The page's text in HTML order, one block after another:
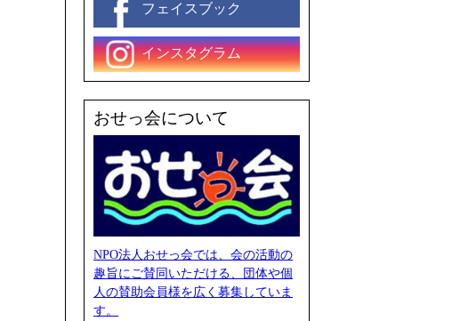
フェイスブック
インスタグラム
おせっ会について
NPO法人おせっ会では、会の活動の
趣旨にご賛同いただける、団体や個
人の賛助会員様を広く募集していま
す。